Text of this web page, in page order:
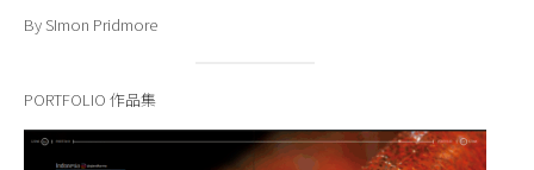
By SImon Pridmore
PORTFOLIO 作品集